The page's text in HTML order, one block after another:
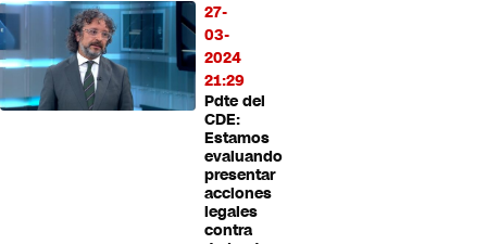
27-
03-
2024
21:29
Pdte del
CDE:
Estamos
evaluando
presentar
acciones
legales
contra